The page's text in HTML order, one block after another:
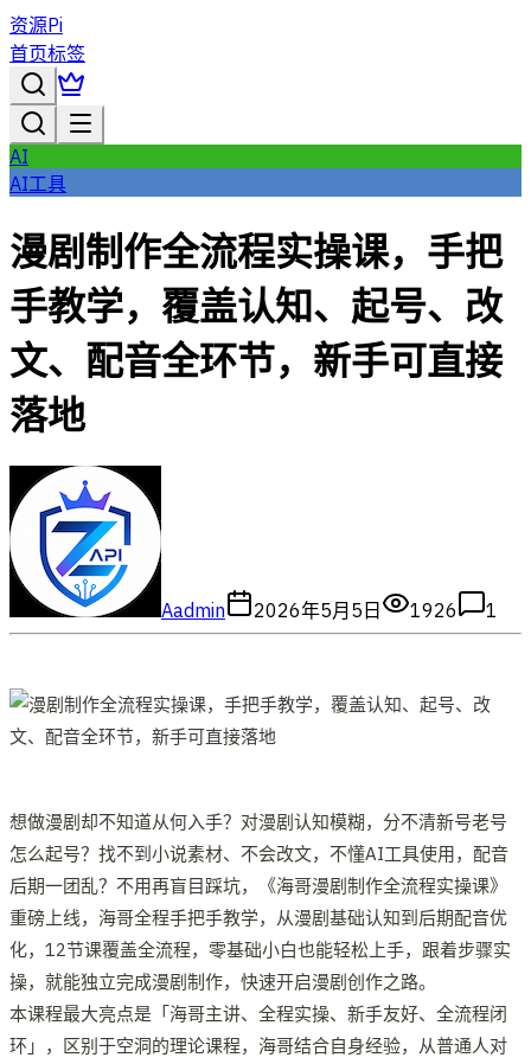
资源Pi
首页标签
AI
AI工具
漫剧制作全流程实操课，手把
手教学，覆盖认知、起号、改
文、配音全环节，新手可直接
落地
Aadmin 2026年5月5日 1926 1
想做漫剧却不知道从何入手？对漫剧认知模糊，分不清新号老号
怎么起号？找不到小说素材、不会改文，不懂AI工具使用，配音
后期一团乱？不用再盲目踩坑，《海哥漫剧制作全流程实操课》
重磅上线，海哥全程手把手教学，从漫剧基础认知到后期配音优
化，12节课覆盖全流程，零基础小白也能轻松上手，跟着步骤实
操，就能独立完成漫剧制作，快速开启漫剧创作之路。​
本课程最大亮点是「海哥主讲、全程实操、新手友好、全流程闭
环」，区别于空洞的理论课程，海哥结合自身经验，从普通人对